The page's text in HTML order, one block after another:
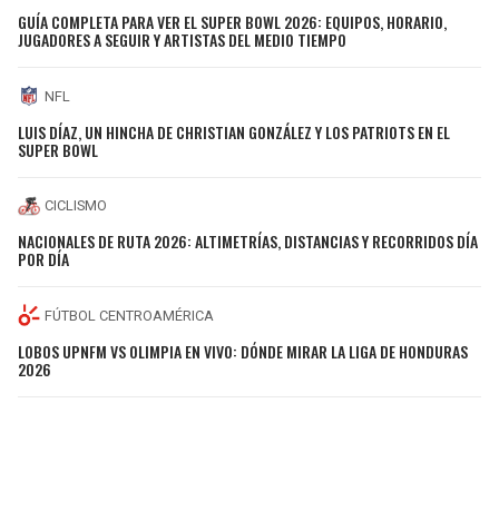
GUÍA COMPLETA PARA VER EL SUPER BOWL 2026: EQUIPOS, HORARIO,
JUGADORES A SEGUIR Y ARTISTAS DEL MEDIO TIEMPO
NFL
LUIS DÍAZ, UN HINCHA DE CHRISTIAN GONZÁLEZ Y LOS PATRIOTS EN EL
SUPER BOWL
CICLISMO
NACIONALES DE RUTA 2026: ALTIMETRÍAS, DISTANCIAS Y RECORRIDOS DÍA
POR DÍA
FÚTBOL CENTROAMÉRICA
LOBOS UPNFM VS OLIMPIA EN VIVO: DÓNDE MIRAR LA LIGA DE HONDURAS
2026